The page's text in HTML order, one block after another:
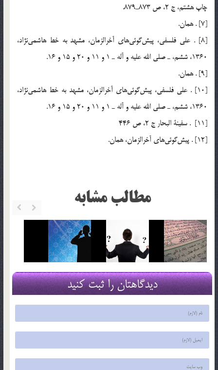
چاپ هشتم، ج 2، ص 873ـ879.
[7] . همان.
[8] . علي فلسفي، پيش‌گوئي‌هاي آخرالزمان، مشهد به خط هاشمي‌نژاد،
1360، ششم، ـ صلي الله عليه و آله ـ 1 و 11 و 20 و 15 و 16.
[9] . همان.
[10] . علي فلسفي، پيش‌گوئي‌هاي آخرالزمان، مشهد به خط هاشمي‌نژاد،
1360، ششم، ـ صلي الله عليه و آله ـ 1 و 11 و 20 و 15 و 16.
[11] . سفينة البحار ج 2، ص 446
[12] . پيش‌گوئي‌هاي آخرالزمان، همان.
مطالب مشابه
دیدگاهتان را ثبت کنید